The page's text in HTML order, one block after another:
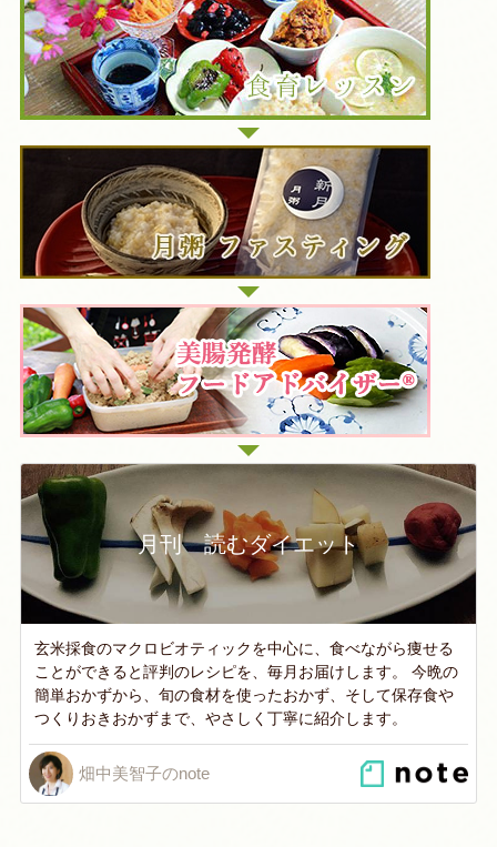
月刊 読むダイエット
玄米採食のマクロビオティックを中心に、食べながら痩せる
ことができると評判のレシピを、毎月お届けします。 今晩の
簡単おかずから、旬の食材を使ったおかず、そして保存食や
つくりおきおかずまで、やさしく丁寧に紹介します。
畑中美智子のnote